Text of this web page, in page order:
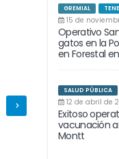
GREMIAL
15 de
Operativo
gatos en la
en Forestal
SALUD PÚBLICA
12 de abril de
Exitoso
vacunación
Montt